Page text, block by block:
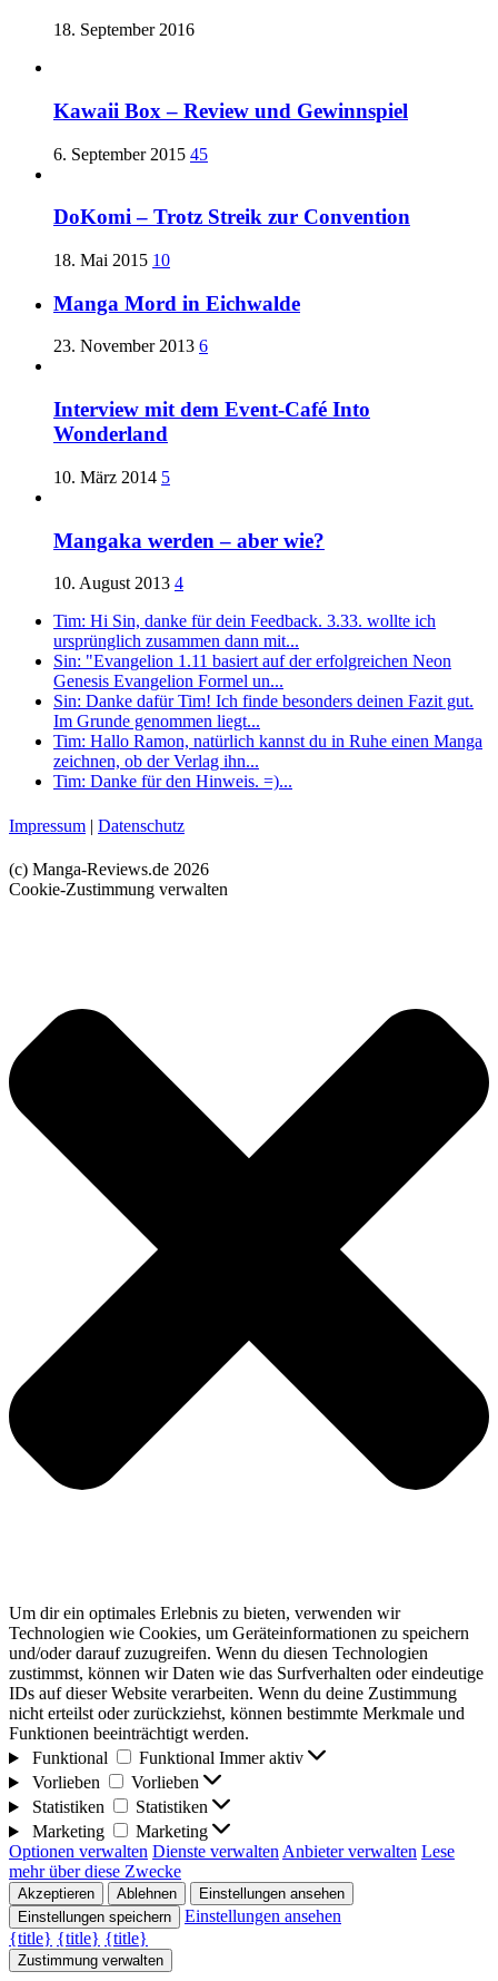
18. September 2016
Kawaii Box – Review und Gewinnspiel
6. September 2015 45
DoKomi – Trotz Streik zur Convention
18. Mai 2015 10
Manga Mord in Eichwalde
23. November 2013 6
Interview mit dem Event-Café Into
Wonderland
10. März 2014 5
Mangaka werden – aber wie?
10. August 2013 4
Tim: Hi Sin, danke für dein Feedback. 3.33. wollte ich
ursprünglich zusammen dann mit...
Sin: "Evangelion 1.11 basiert auf der erfolgreichen Neon
Genesis Evangelion Formel un...
Sin: Danke dafür Tim! Ich finde besonders deinen Fazit gut.
Im Grunde genommen liegt...
Tim: Hallo Ramon, natürlich kannst du in Ruhe einen Manga
zeichnen, ob der Verlag ihn...
Tim: Danke für den Hinweis. =)...
Impressum | Datenschutz
(c) Manga-Reviews.de 2026
Cookie-Zustimmung verwalten
Um dir ein optimales Erlebnis zu bieten, verwenden wir
Technologien wie Cookies, um Geräteinformationen zu speichern
und/oder darauf zuzugreifen. Wenn du diesen Technologien
zustimmst, können wir Daten wie das Surfverhalten oder eindeutige
IDs auf dieser Website verarbeiten. Wenn du deine Zustimmung
nicht erteilst oder zurückziehst, können bestimmte Merkmale und
Funktionen beeinträchtigt werden.
Funktional
Funktional Immer aktiv
Vorlieben
Vorlieben
Statistiken
Statistiken
Marketing
Marketing
Optionen verwalten Dienste verwalten Anbieter verwalten Lese
mehr über diese Zwecke
Akzeptieren Ablehnen
Einstellungen ansehen
Einstellungen speichern
Einstellungen ansehen
{title} {title} {title}
Zustimmung verwalten